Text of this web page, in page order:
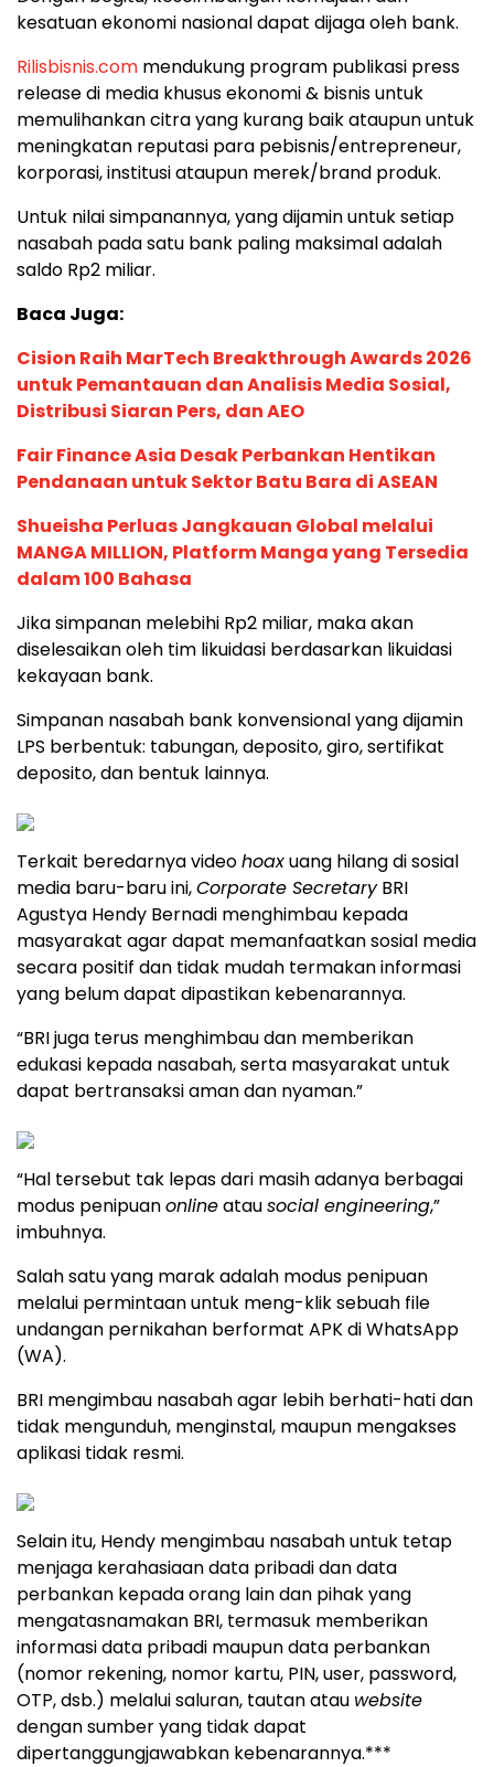
kesatuan ekonomi nasional dapat dijaga oleh bank.
Rilisbisnis.com mendukung program publikasi press
release di media khusus ekonomi & bisnis untuk
memulihankan citra yang kurang baik ataupun untuk
meningkatan reputasi para pebisnis/entrepreneur,
korporasi, institusi ataupun merek/brand produk.
Untuk nilai simpanannya, yang dijamin untuk setiap
nasabah pada satu bank paling maksimal adalah
saldo Rp2 miliar.
Baca Juga:
Cision Raih MarTech Breakthrough Awards 2026
untuk Pemantauan dan Analisis Media Sosial,
Distribusi Siaran Pers, dan AEO
Fair Finance Asia Desak Perbankan Hentikan
Pendanaan untuk Sektor Batu Bara di ASEAN
Shueisha Perluas Jangkauan Global melalui
MANGA MILLION, Platform Manga yang Tersedia
dalam 100 Bahasa
Jika simpanan melebihi Rp2 miliar, maka akan
diselesaikan oleh tim likuidasi berdasarkan likuidasi
kekayaan bank.
Simpanan nasabah bank konvensional yang dijamin
LPS berbentuk: tabungan, deposito, giro, sertifikat
deposito, dan bentuk lainnya.
Terkait beredarnya videohoaxuang hilang di sosial
media baru-baru ini,Corporate SecretaryBRI
Agustya Hendy Bernadi menghimbau kepada
masyarakat agar dapat memanfaatkan sosial media
secara positif dan tidak mudah termakan informasi
yang belum dapat dipastikan kebenarannya.
“BRI juga terus menghimbau dan memberikan
edukasi kepada nasabah, serta masyarakat untuk
dapat bertransaksi aman dan nyaman.”
“Hal tersebut tak lepas dari masih adanya berbagai
modus penipuanonlineatausocial engineering,”
imbuhnya.
Salah satu yang marak adalah modus penipuan
melalui permintaan untuk meng-klik sebuah file
undangan pernikahan berformat APK di WhatsApp
(WA).
BRI mengimbau nasabah agar lebih berhati-hati dan
tidak mengunduh, menginstal, maupun mengakses
aplikasi tidak resmi.
Selain itu, Hendy mengimbau nasabah untuk tetap
menjaga kerahasiaan data pribadi dan data
perbankan kepada orang lain dan pihak yang
mengatasnamakan BRI, termasuk memberikan
informasi data pribadi maupun data perbankan
(nomor rekening, nomor kartu, PIN, user, password,
OTP, dsb.) melalui saluran, tautan atau website
dengan sumber yang tidak dapat
dipertanggungjawabkan kebenarannya.***